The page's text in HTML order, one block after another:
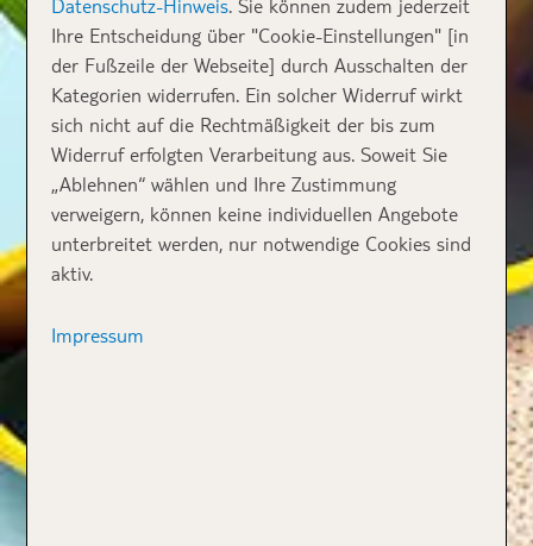
Datenschutz-Hinweis. Sie können zudem jederzeit
Ihre Entscheidung über "Cookie-Einstellungen" [in
der Fußzeile der Webseite] durch Ausschalten der
Kategorien widerrufen. Ein solcher Widerruf wirkt
sich nicht auf die Rechtmäßigkeit der bis zum
Widerruf erfolgten Verarbeitung aus. Soweit Sie
„Ablehnen“ wählen und Ihre Zustimmung
verweigern, können keine individuellen Angebote
unterbreitet werden, nur notwendige Cookies sind
aktiv.
Impressum